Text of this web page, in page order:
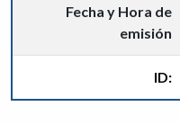
Fecha y Hora de
emisión
ID: